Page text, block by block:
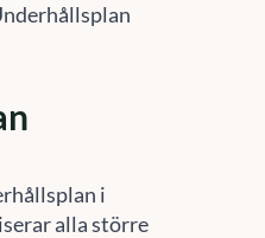
i
alla större